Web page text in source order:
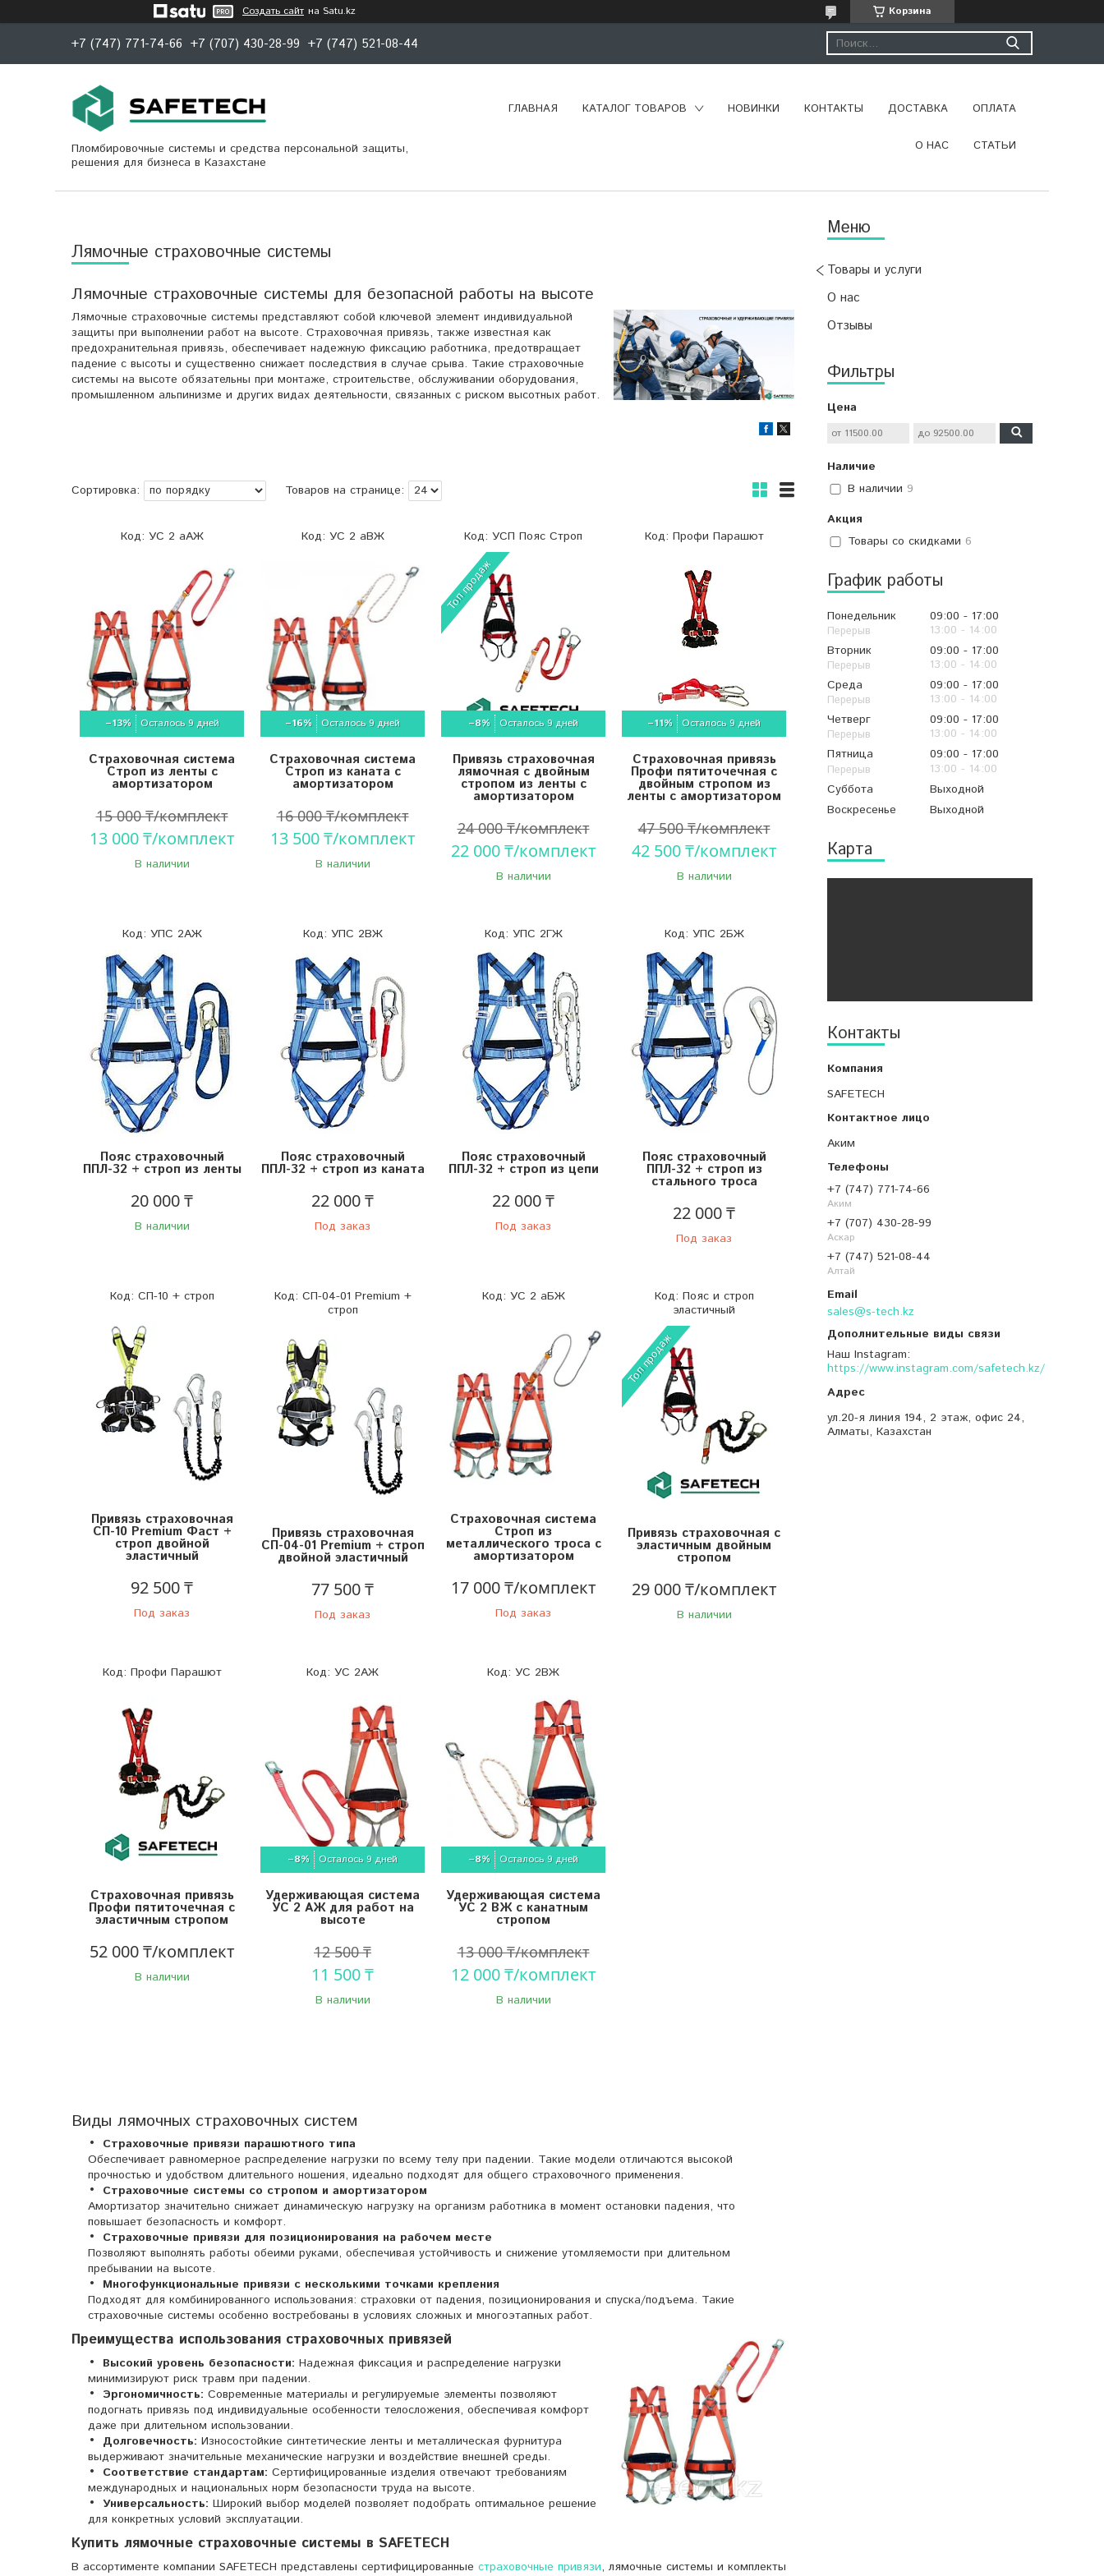
Создать сайт на Satu.kz Корзина
+7 (747) 771-74-66 +7 (707) 430-28-99 +7 (747) 521-08-44
Пломбировочные системы и средства персональной защиты,
решения для бизнеса в Казахстане
ГЛАВНАЯ КАТАЛОГ ТОВАРОВ НОВИНКИ КОНТАКТЫ ДОСТАВКА ОПЛАТА
О НАС СТАТЬИ
Товары и услуги
О нас
Отзывы
Фильтры
Цена
Наличие
В наличии 9
Акция
Товары со скидками 6
График работы
Понедельник 09:00
17:00
13:00
14:00
Вторник
09:00
17:00
13:00
14:00
Среда
09:00
17:00
13:00
14:00
Четверг
09:00
17:00
13:00
14:00
Пятница
09:00
17:00
13:00
14:00
Суббота
Выходной
Воскресенье
Выходной
Карта
Контакты
SAFETECH
Аким
+7 (747) 771-74-66
Аким
+7 (707) 430-28-99
Аскар
+7 (747) 521-08-44
Алтай
sales@s-tech.kz
Наш Instagram
https://www.instagram.com/safetech.kz/
ул.20-я линия 194, 2 этаж, офис 24,
Алматы, Казахстан
Лямочные страховочные системы
Лямочные страховочные системы для безопасной работы на высоте
Лямочные страховочные системы представляют собой ключевой элемент индивидуальной
защиты при выполнении работ на высоте. Страховочная привязь, также известная как
предохранительная привязь, обеспечивает надежную фиксацию работника, предотвращает
падение с высоты и существенно снижает последствия в случае срыва. Такие страховочные
системы на высоте обязательны при монтаже, строительстве, обслуживании оборудования,
промышленном альпинизме и других видах деятельности, связанных с риском высотных работ.
УС 2 аАЖ
–13% Осталось 9 дней
Страховочная система
Строп из ленты с
амортизатором
15 000 ₸/комплект
13 000 ₸/комплект
В наличии
УС 2 аВЖ
–16% Осталось 9 дней
Страховочная система
Строп из каната с
амортизатором
16 000 ₸/комплект
13 500 ₸/комплект
В наличии
УСП Пояс Строп
Топ продаж
–8% Осталось 9 дней
Привязь страховочная
лямочная с двойным
стропом из ленты с
амортизатором
24 000 ₸/комплект
22 000 ₸/комплект
В наличии
Профи Парашют
–11% Осталось 9 дней
Страховочная привязь
Профи пятиточечная с
двойным стропом из
ленты с амортизатором
47 500 ₸/комплект
42 500 ₸/комплект
В наличии
УПС 2АЖ
Пояс страховочный
ППЛ-32 + строп из ленты
20 000 ₸
В наличии
УПС 2ВЖ
Пояс страховочный
ППЛ-32 + строп из каната
22 000 ₸
Под заказ
УПС 2ГЖ
Пояс страховочный
ППЛ-32 + строп из цепи
22 000 ₸
Под заказ
УПС 2БЖ
Пояс страховочный
ППЛ-32 + строп из
стального троса
22 000 ₸
Под заказ
СП-10 + строп
Привязь страховочная
СП-10 Premium Фаст +
строп двойной
эластичный
92 500 ₸
Под заказ
СП-04-01 Premium +
строп
Привязь страховочная
СП-04-01 Premium + строп
двойной эластичный
77 500 ₸
Под заказ
УС 2 аБЖ
Страховочная система
Строп из
металлического троса с
амортизатором
17 000 ₸/комплект
Под заказ
Пояс и строп
эластичный
Топ продаж
Привязь страховочная с
эластичным двойным
стропом
29 000 ₸/комплект
В наличии
Профи Парашют
Страховочная привязь
Профи пятиточечная с
эластичным стропом
52 000 ₸/комплект
В наличии
УС 2АЖ
–8% Осталось 9 дней
Удерживающая система
УС 2 АЖ для работ на
высоте
12 500 ₸
11 500 ₸
В наличии
УС 2ВЖ
–8% Осталось 9 дней
Удерживающая система
УС 2 ВЖ с канатным
стропом
13 000 ₸/комплект
12 000 ₸/комплект
В наличии
Виды лямочных страховочных систем
Страховочные привязи парашютного типа
Обеспечивает равномерное распределение нагрузки по всему телу при падении. Такие модели отличаются высокой
прочностью и удобством длительного ношения, идеально подходят для общего страховочного применения.
Страховочные системы со стропом и амортизатором
Амортизатор значительно снижает динамическую нагрузку на организм работника в момент остановки падения, что
повышает безопасность и комфорт.
Страховочные привязи для позиционирования на рабочем месте
Позволяют выполнять работы обеими руками, обеспечивая устойчивость и снижение утомляемости при длительном
пребывании на высоте.
Многофункциональные привязи с несколькими точками крепления
Подходят для комбинированного использования: страховки от падения, позиционирования и спуска/подъема. Такие
страховочные системы особенно востребованы в условиях сложных и многоэтапных работ.
Преимущества использования страховочных привязей
Высокий уровень безопасности: Надежная фиксация и распределение нагрузки
минимизируют риск травм при падении.
Эргономичность: Современные материалы и регулируемые элементы позволяют
подогнать привязь под индивидуальные особенности телосложения, обеспечивая комфорт
даже при длительном использовании.
Долговечность: Износостойкие синтетические ленты и металлическая фурнитура
выдерживают значительные механические нагрузки и воздействие внешней среды.
Соответствие стандартам: Сертифицированные изделия отвечают требованиям
международных и национальных норм безопасности труда на высоте.
Универсальность: Широкий выбор моделей позволяет подобрать оптимальное решение
для конкретных условий эксплуатации.
Купить лямочные страховочные системы в SAFETECH
В ассортименте компании SAFETECH представлены сертифицированные страховочные привязи, лямочные системы и комплекты